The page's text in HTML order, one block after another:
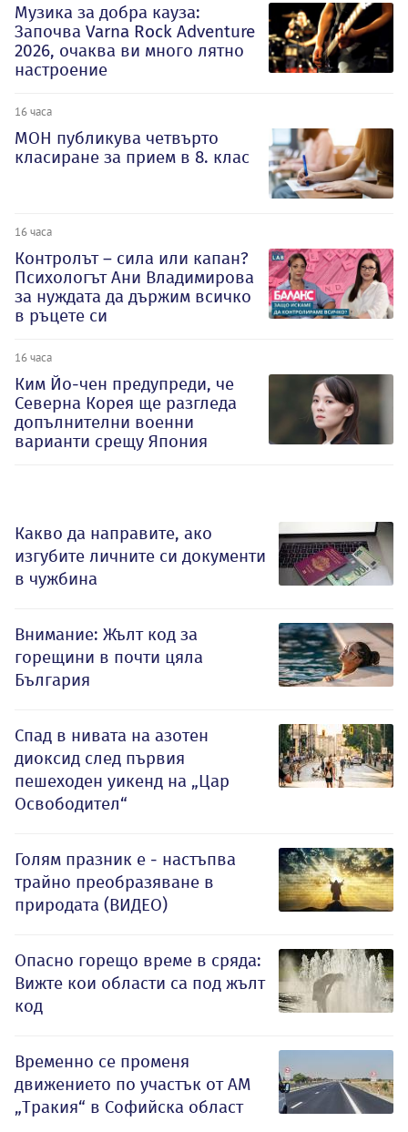
Музика за добра кауза:
Започва Varna Rock Adventure
2026, очаква ви много лятно
настроение
16 часа
МОН публикува четвърто
класиране за прием в 8. клас
16 часа
Контролът – сила или капан?
Психологът Ани Владимирова
за нуждата да държим всичко
в ръцете си
16 часа
Ким Йо-чен предупреди, че
Северна Корея ще разгледа
допълнителни военни
варианти срещу Япония
Какво да направите, ако
изгубите личните си документи
в чужбина
Внимание: Жълт код за
горещини в почти цяла
България
Спад в нивата на азотен
диоксид след първия
пешеходен уикенд на „Цар
Освободител“
Голям празник е - настъпва
трайно преобразяване в
природата (ВИДЕО)
Опасно горещо време в сряда:
Вижте кои области са под жълт
код
Временно се променя
движението по участък от АМ
„Тракия“ в Софийска област